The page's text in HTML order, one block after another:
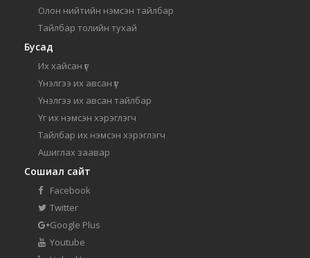
Олон нийтийн нэмсэн тайлбар
Тайлбар толийн тухай
Бусад
Их хайсан үг
Үнэлгээ их авсан үг
Үнэлгээ их авсан тайлбар
Үг их нэмсэн хэрэглэгч
Тайлбар их нэмсэн хэрэглэгч
Ашиглах заавар
Сошиал сайт
Facebook
Twitter
Google Plus
Youtube